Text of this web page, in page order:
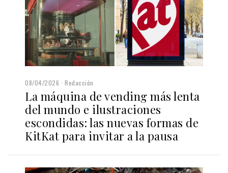
08/04/2026 Redacción
La máquina de vending más lenta
del mundo e ilustraciones
escondidas: las nuevas formas de
KitKat para invitar a la pausa